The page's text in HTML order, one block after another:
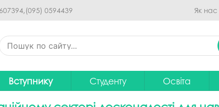
Перейти до основного
(095) 0594439 Як нас
Вступнику
Приймальна комісія
Студенту
Дистанційне навчання
Освіта
Освітні